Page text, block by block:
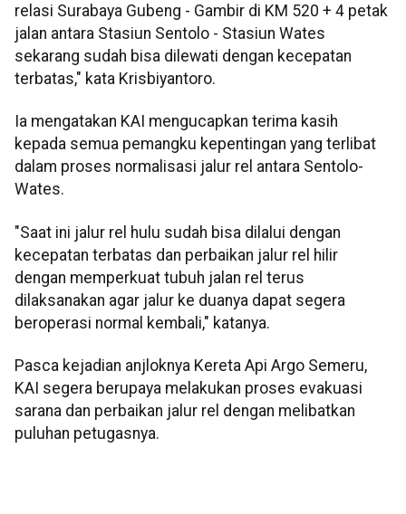
relasi Surabaya Gubeng - Gambir di KM 520 + 4 petak
jalan antara Stasiun Sentolo - Stasiun Wates
sekarang sudah bisa dilewati dengan kecepatan
terbatas," kata Krisbiyantoro.
Ia mengatakan KAI mengucapkan terima kasih
kepada semua pemangku kepentingan yang terlibat
dalam proses normalisasi jalur rel antara Sentolo-
Wates.
"Saat ini jalur rel hulu sudah bisa dilalui dengan
kecepatan terbatas dan perbaikan jalur rel hilir
dengan memperkuat tubuh jalan rel terus
dilaksanakan agar jalur ke duanya dapat segera
beroperasi normal kembali," katanya.
Pasca kejadian anjloknya Kereta Api Argo Semeru,
KAI segera berupaya melakukan proses evakuasi
sarana dan perbaikan jalur rel dengan melibatkan
puluhan petugasnya.